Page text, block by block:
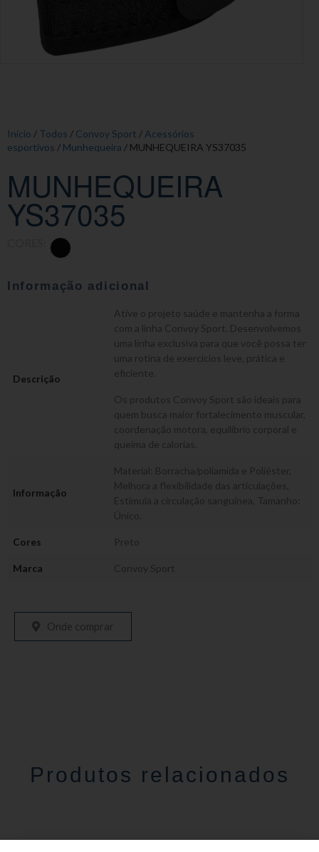
Início / Todos / Convoy Sport / Acessórios
esportivos / Munhequeira / MUNHEQUEIRA YS37035
MUNHEQUEIRA
YS37035
Informação adicional
Descrição
Ative o projeto saúde e mantenha a forma
com a linha Convoy Sport. Desenvolvemos
uma linha exclusiva para que você possa ter
uma rotina de exercícios leve, prática e
eficiente.
Os produtos Convoy Sport são ideais para
quem busca maior fortalecimento muscular,
coordenação motora, equilíbrio corporal e
queima de calorias.
Informação
Material: Borracha/poliamida e Poliéster,
Melhora a flexibilidade das articulações,
Estimula a circulação sanguínea, Tamanho:
Único.
Cores Preto
Marca Convoy Sport
Onde comprar
Produtos relacionados